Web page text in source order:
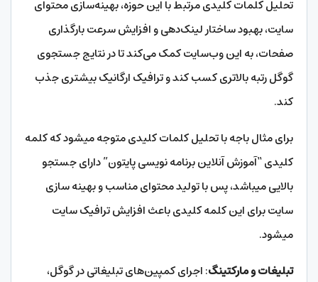
تحلیل کلمات کلیدی مرتبط با این حوزه، بهینه‌سازی محتوای
سایت، بهبود ساختار لینک‌دهی و افزایش سرعت بارگذاری
صفحات، به این وب‌سایت کمک می‌کند تا در نتایج جستجوی
گوگل رتبه بالاتری کسب کند و ترافیک ارگانیک بیشتری جذب
کند.
برای مثال باجه با تحلیل کلمات کلیدی متوجه میشود که کلمه
کلیدی “آموزش آنلاین برنامه نویسی پایتون” دارای جستجو
بالایی میباشد، پس با تولید محتوای مناسب و بهینه سازی
سایت برای این کلمه کلیدی باعث افزایش ترافیک سایت
میشود.
تبلیغات و مارکتینگ: اجرای کمپین‌های تبلیغاتی در گوگل،